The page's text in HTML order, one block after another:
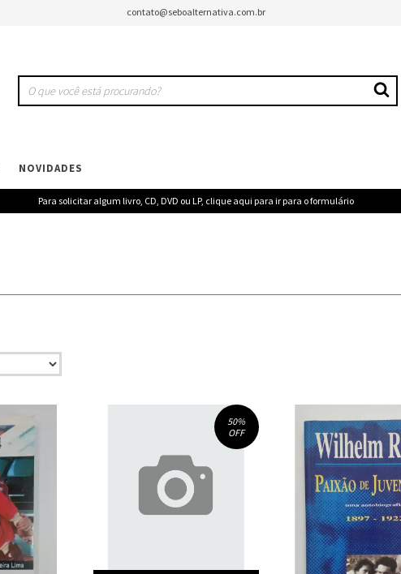
contato@seboalternativa.com.br
NOVIDADES
Para solicitar algum livro, CD, DVD ou LP, clique aqui para ir para o formulário
50%
OFF